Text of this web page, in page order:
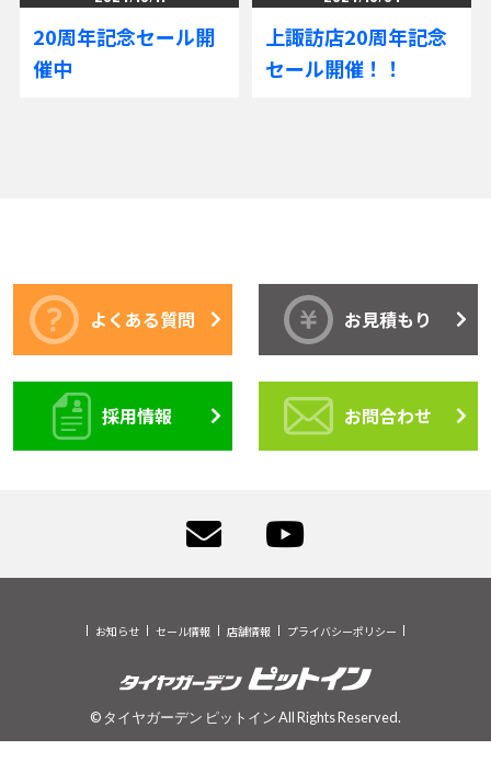
20周年記念セール開
催中
上諏訪店20周年記念
セール開催！！
よくある質問 お見積もり
採用情報 お問合わせ
お知らせ セール情報 店舗情報 プライバシーポリシー
© タイヤガーデン ピットイン All Rights Reserved.